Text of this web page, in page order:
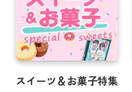
スイーツ＆お菓子特集